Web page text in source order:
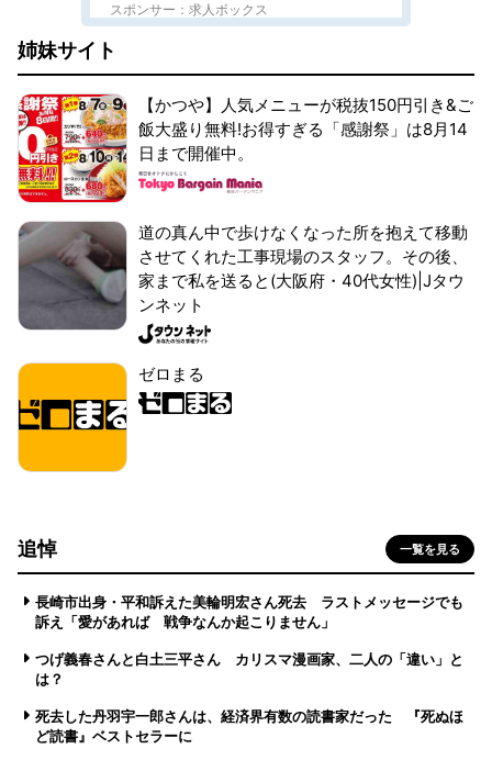
スポンサー：求人ボックス
姉妹サイト
【かつや】人気メニューが税抜150円引き&ご
飯大盛り無料!お得すぎる「感謝祭」は8月14
日まで開催中。
道の真ん中で歩けなくなった所を抱えて移動
させてくれた工事現場のスタッフ。その後、
家まで私を送ると(大阪府・40代女性)|Jタウ
ンネット
ゼロまる
追悼 一覧を見る
長崎市出身・平和訴えた美輪明宏さん死去 ラストメッセージでも
訴え「愛があれば 戦争なんか起こりません」
つげ義春さんと白土三平さん カリスマ漫画家、二人の「違い」と
は？
死去した丹羽宇一郎さんは、経済界有数の読書家だった 『死ぬほ
ど読書』ベストセラーに